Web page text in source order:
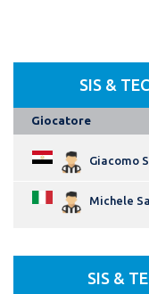
SIS &
Giocatore
Giacomo
Michele
SIS &